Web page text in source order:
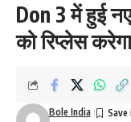
Don 3 में हुई
को रिप्लेस
Bole India